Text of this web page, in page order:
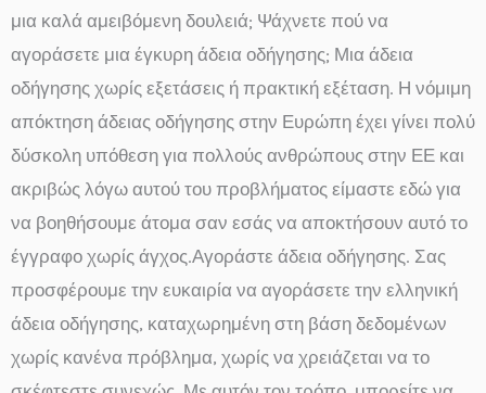
μια καλά αμειβόμενη δουλειά; Ψάχνετε πού να
αγοράσετε μια έγκυρη άδεια οδήγησης; Μια άδεια
οδήγησης χωρίς εξετάσεις ή πρακτική εξέταση. Η νόμιμη
απόκτηση άδειας οδήγησης στην Ευρώπη έχει γίνει πολύ
δύσκολη υπόθεση για πολλούς ανθρώπους στην ΕΕ και
ακριβώς λόγω αυτού του προβλήματος είμαστε εδώ για
να βοηθήσουμε άτομα σαν εσάς να αποκτήσουν αυτό το
έγγραφο χωρίς άγχος.Αγοράστε άδεια οδήγησης. Σας
προσφέρουμε την ευκαιρία να αγοράσετε την ελληνική
άδεια οδήγησης, καταχωρημένη στη βάση δεδομένων
χωρίς κανένα πρόβλημα, χωρίς να χρειάζεται να το